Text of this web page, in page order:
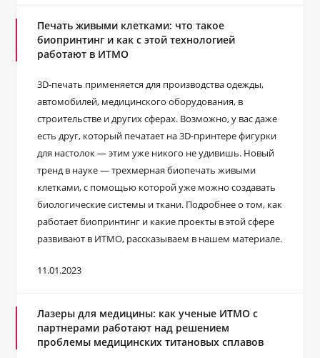
Печать живыми клетками: что такое
биопринтинг и как с этой технологией
работают в ИТМО
3D-печать применяется для производства одежды,
автомобилей, медицинского оборудования, в
строительстве и других сферах. Возможно, у вас даже
есть друг, который печатает на 3D-принтере фигурки
для настолок — этим уже никого не удивишь. Новый
тренд в науке — трехмерная биопечать живыми
клетками, с помощью которой уже можно создавать
биологические системы и ткани. Подробнее о том, как
работает биопринтинг и какие проекты в этой сфере
развивают в ИТМО, рассказываем в нашем материале.
11.01.2023
Лазеры для медицины: как ученые ИТМО с
партнерами работают над решением
проблемы медицинских титановых сплавов